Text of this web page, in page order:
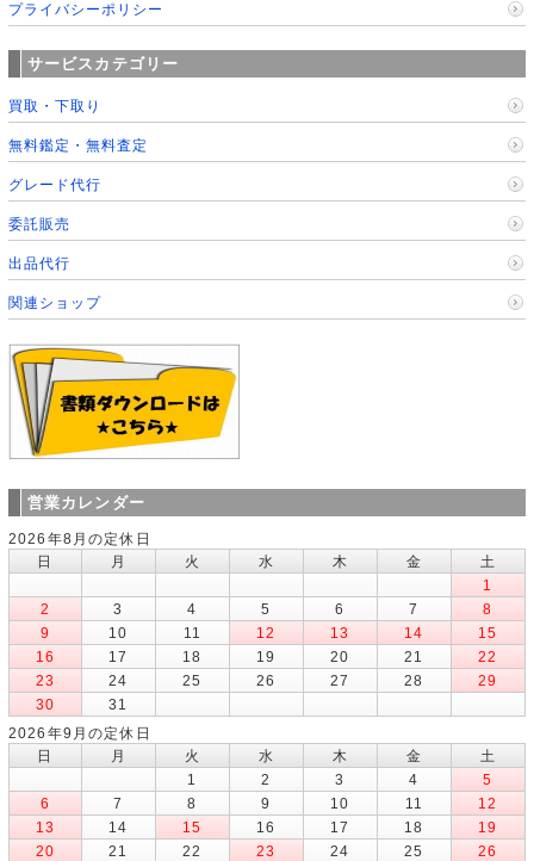
プライバシーポリシー
サービスカテゴリー
買取・下取り
無料鑑定・無料査定
グレード代行
委託販売
出品代行
関連ショップ
営業カレンダー
2026年8月の定休日
日
月 火 水 木 金
土
1
2
3 4 5 6 7
8
9
10 11 12 13 14
15
16
17 18 19 20 21
22
23
24 25 26 27 28
29
30
31
2026年9月の定休日
日
月 火 水 木 金
土
1
2 3 4
5
6
7 8 9 10 11
12
13
14 15 16 17 18
19
20
21 22 23 24 25
26